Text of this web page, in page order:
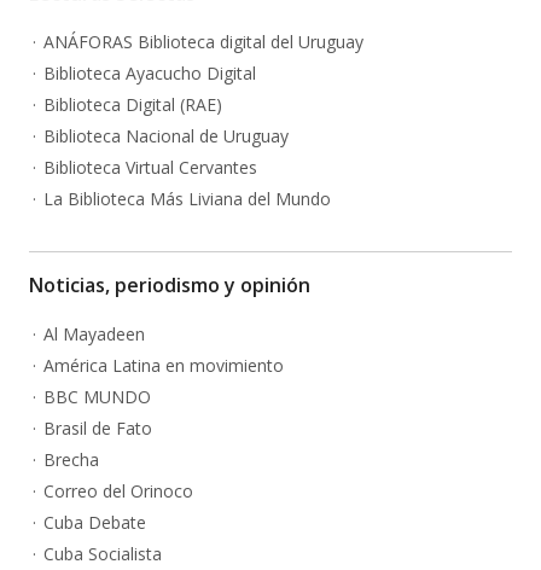
ANÁFORAS Biblioteca digital del Uruguay
Biblioteca Ayacucho Digital
Biblioteca Digital (RAE)
Biblioteca Nacional de Uruguay
Biblioteca Virtual Cervantes
La Biblioteca Más Liviana del Mundo
Noticias, periodismo y opinión
Al Mayadeen
América Latina en movimiento
BBC MUNDO
Brasil de Fato
Brecha
Correo del Orinoco
Cuba Debate
Cuba Socialista